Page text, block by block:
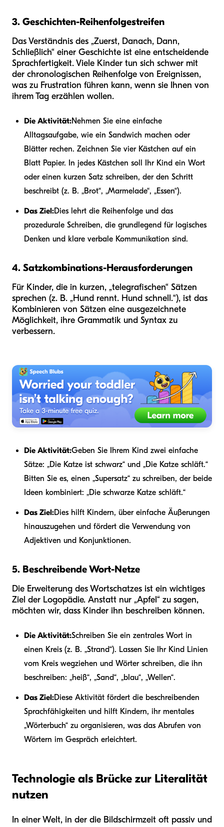
3. Geschichten-Reihenfolgestreifen
Das Verständnis des „Zuerst, Danach, Dann,
Schließlich“ einer Geschichte ist eine entscheidende
Sprachfertigkeit. Viele Kinder tun sich schwer mit
der chronologischen Reihenfolge von Ereignissen,
was zu Frustration führen kann, wenn sie Ihnen von
ihrem Tag erzählen wollen.
Die Aktivität:Nehmen Sie eine einfache
Alltagsaufgabe, wie ein Sandwich machen oder
Blätter rechen. Zeichnen Sie vier Kästchen auf ein
Blatt Papier. In jedes Kästchen soll Ihr Kind ein Wort
oder einen kurzen Satz schreiben, der den Schritt
beschreibt (z. B. „Brot“, „Marmelade“, „Essen“).
Das Ziel:Dies lehrt die Reihenfolge und das
prozedurale Schreiben, die grundlegend für logisches
Denken und klare verbale Kommunikation sind.
4. Satzkombinations-Herausforderungen
Für Kinder, die in kurzen, „telegrafischen“ Sätzen
sprechen (z. B. „Hund rennt. Hund schnell.“), ist das
Kombinieren von Sätzen eine ausgezeichnete
Möglichkeit, ihre Grammatik und Syntax zu
verbessern.
Die Aktivität:Geben Sie Ihrem Kind zwei einfache
Sätze: „Die Katze ist schwarz“ und „Die Katze schläft.“
Bitten Sie es, einen „Supersatz“ zu schreiben, der beide
Ideen kombiniert: „Die schwarze Katze schläft.“
Das Ziel:Dies hilft Kindern, über einfache Äußerungen
hinauszugehen und fördert die Verwendung von
Adjektiven und Konjunktionen.
5. Beschreibende Wort-Netze
Die Erweiterung des Wortschatzes ist ein wichtiges
Ziel der Logopädie. Anstatt nur „Apfel“ zu sagen,
möchten wir, dass Kinder ihn beschreiben können.
Die Aktivität:Schreiben Sie ein zentrales Wort in
einen Kreis (z. B. „Strand“). Lassen Sie Ihr Kind Linien
vom Kreis wegziehen und Wörter schreiben, die ihn
beschreiben: „heiß“, „Sand“, „blau“, „Wellen“.
Das Ziel:Diese Aktivität fördert die beschreibenden
Sprachfähigkeiten und hilft Kindern, ihr mentales
„Wörterbuch“ zu organisieren, was das Abrufen von
Wörtern im Gespräch erleichtert.
Technologie als Brücke zur Literalität
nutzen
In einer Welt, in der die Bildschirmzeit oft passiv und